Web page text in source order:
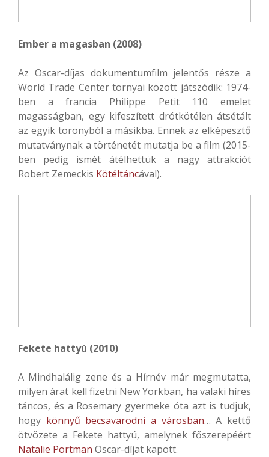
Ember a magasban (2008)
Az Oscar-díjas dokumentumfilm jelentős része a
World Trade Center tornyai között játszódik: 1974-
ben a francia Philippe Petit 110 emelet
magasságban, egy kifeszített drótkötélen átsétált
az egyik toronyból a másikba. Ennek az elképesztő
mutatványnak a történetét mutatja be a film (2015-
ben pedig ismét átélhettük a nagy attrakciót
Robert Zemeckis Kötéltáncával).
Fekete hattyú (2010)
A Mindhalálig zene és a Hírnév már megmutatta,
milyen árat kell fizetni New Yorkban, ha valaki híres
táncos, és a Rosemary gyermeke óta azt is tudjuk,
hogy könnyű becsavarodni a városban… A kettő
ötvözete a Fekete hattyú, amelynek főszerepéért
Natalie Portman Oscar-díjat kapott.